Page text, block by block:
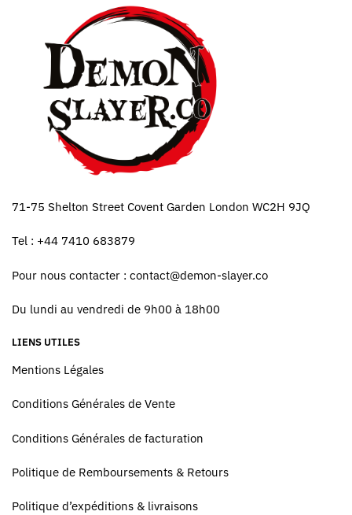
71-75 Shelton Street Covent Garden London WC2H 9JQ
Tel : +44 7410 683879
Pour nous contacter : contact@demon-slayer.co
Du lundi au vendredi de 9h00 à 18h00
LIENS UTILES
Mentions Légales
Conditions Générales de Vente
Conditions Générales de facturation
Politique de Remboursements & Retours
Politique d’expéditions & livraisons